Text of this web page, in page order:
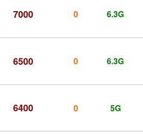
7000 0 6.3G
6500 0 6.3G
6400 0 5G